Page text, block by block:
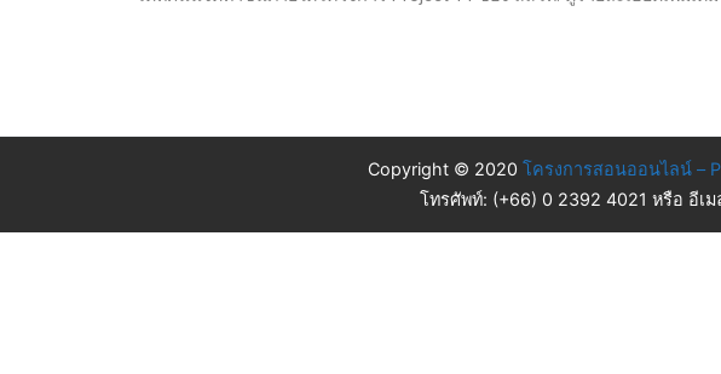
Copyright © 2020 โครงการสอนออนไลน์ –
โทรศัพท์: (+66) 0 2392 4021 หรือ อีเม